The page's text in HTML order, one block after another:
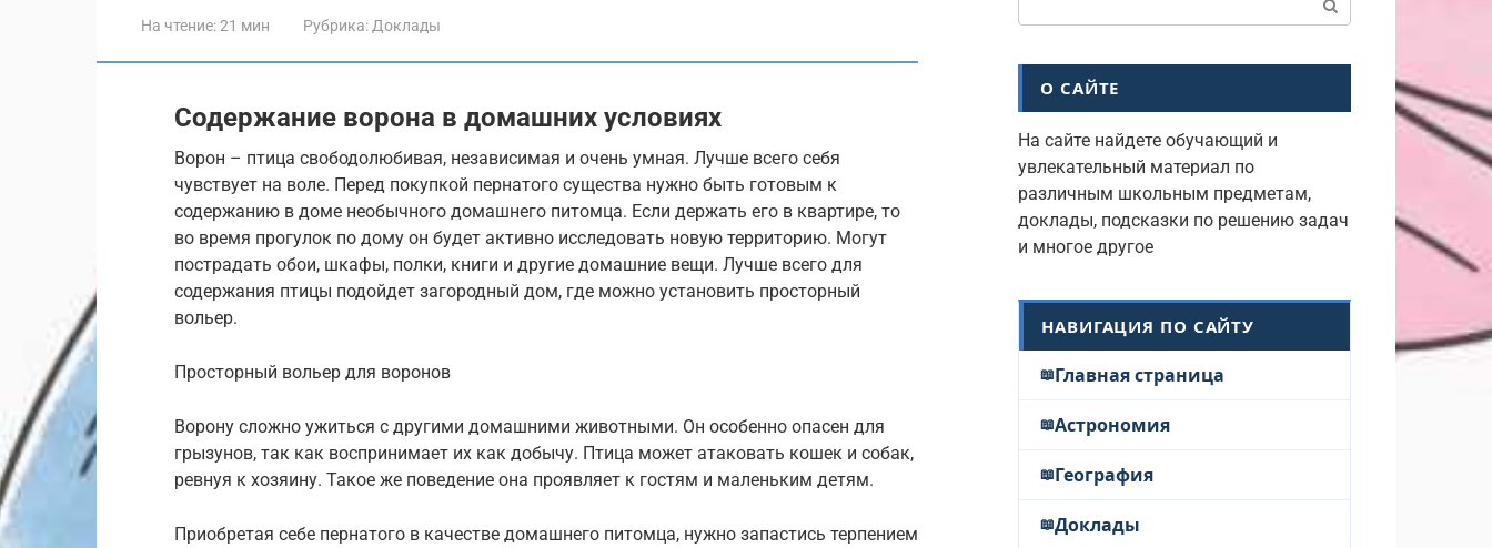
На чтение:21 мин Рубрика: Доклады
Содержание ворона в домашних условиях
Ворон – птица свободолюбивая, независимая и очень умная. Лучше всего себя
чувствует на воле. Перед покупкой пернатого существа нужно быть готовым к
содержанию в доме необычного домашнего питомца. Если держать его в квартире, то
во время прогулок по дому он будет активно исследовать новую территорию. Могут
пострадать обои, шкафы, полки, книги и другие домашние вещи. Лучше всего для
содержания птицы подойдет загородный дом, где можно установить просторный
вольер.
Просторный вольер для воронов
Ворону сложно ужиться с другими домашними животными. Он особенно опасен для
грызунов, так как воспринимает их как добычу. Птица может атаковать кошек и собак,
ревнуя к хозяину. Такое же поведение она проявляет к гостям и маленьким детям.
Приобретая себе пернатого в качестве домашнего питомца, нужно запастись терпением
О САЙТЕ
На сайте найдете обучающий и
увлекательный материал по
различным школьным предметам,
доклады, подсказки по решению задач
и многое другое
НАВИГАЦИЯ ПО САЙТУ
Главная страница
Астрономия
География
Доклады